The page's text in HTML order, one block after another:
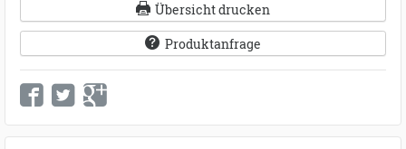
Übersicht drucken
Produktanfrage